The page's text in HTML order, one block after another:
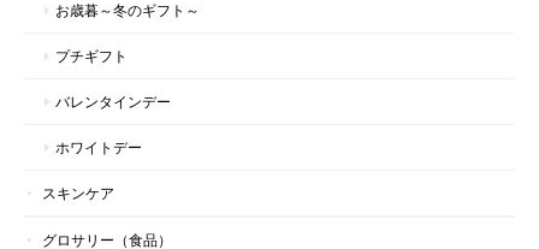
お歳暮～冬のギフト～
プチギフト
バレンタインデー
ホワイトデー
スキンケア
グロサリー（食品）